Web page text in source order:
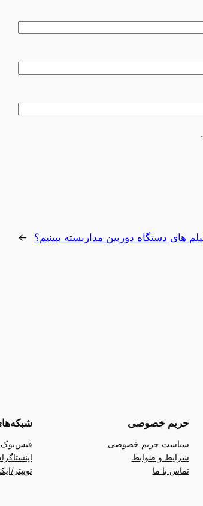
های دستگاه دوربین مداربسته ببینیم؟ →
حریم خصوصی
سیاست حریم خصوصی
شرایط و ضوابط
تماس با ما
فیس‌بوک
توییتر/